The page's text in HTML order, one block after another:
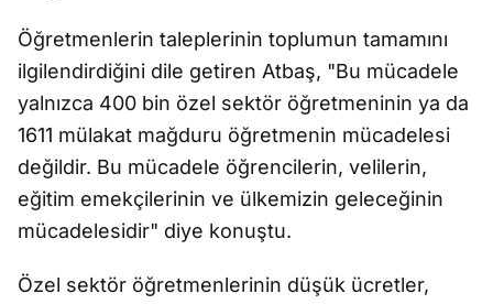
Öğretmenlerin taleplerinin toplumun tamamını
ilgilendirdiğini dile getiren Atbaş, "Bu mücadele
yalnızca 400 bin özel sektör öğretmeninin ya da
1611 mülakat mağduru öğretmenin mücadelesi
değildir. Bu mücadele öğrencilerin, velilerin,
eğitim emekçilerinin ve ülkemizin geleceğinin
mücadelesidir" diye konuştu.
Özel sektör öğretmenlerinin düşük ücretler,